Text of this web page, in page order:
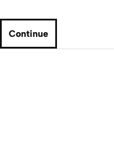
Continue